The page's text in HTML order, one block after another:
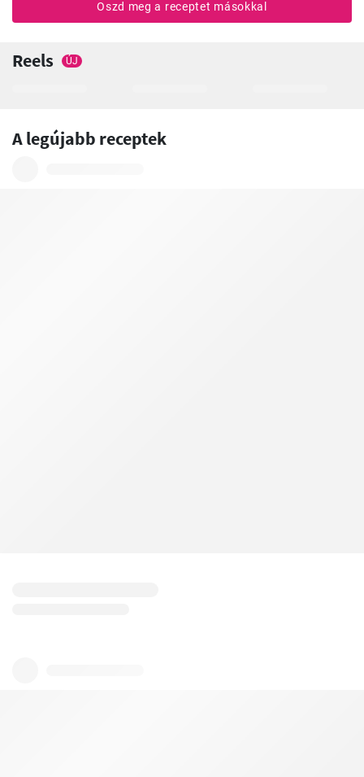
Oszd meg a receptet másokkal
Reels ÚJ
A legújabb receptek